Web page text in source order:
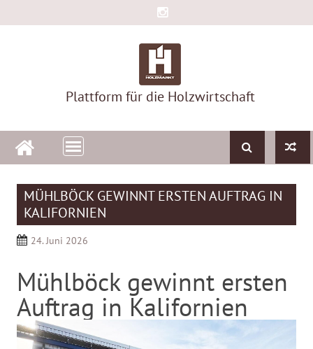
to
Plattform für die Holzwirtschaft
MÜHLBÖCK GEWINNT ERSTEN AUFTRAG IN
KALIFORNIEN
24. Juni 2026
Mühlböck gewinnt ersten
Auftrag in Kalifornien